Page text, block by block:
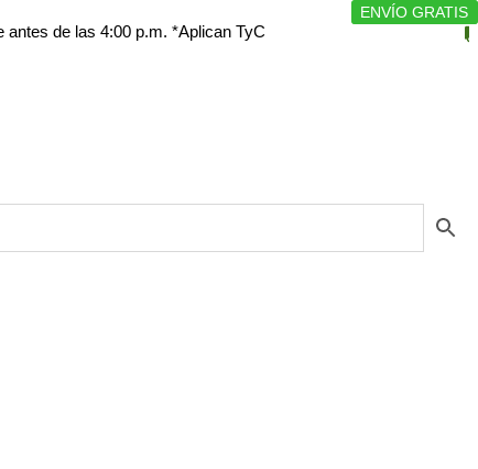
4:00 p.m. *Aplican TyC
ENVÍO GRATIS
ENVÍO GRATIS